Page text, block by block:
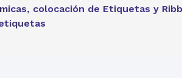
colocación de Etiquetas y